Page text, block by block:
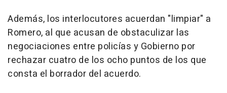
Además, los interlocutores acuerdan "limpiar" a
Romero, al que acusan de obstaculizar las
negociaciones entre policías y Gobierno por
rechazar cuatro de los ocho puntos de los que
consta el borrador del acuerdo.